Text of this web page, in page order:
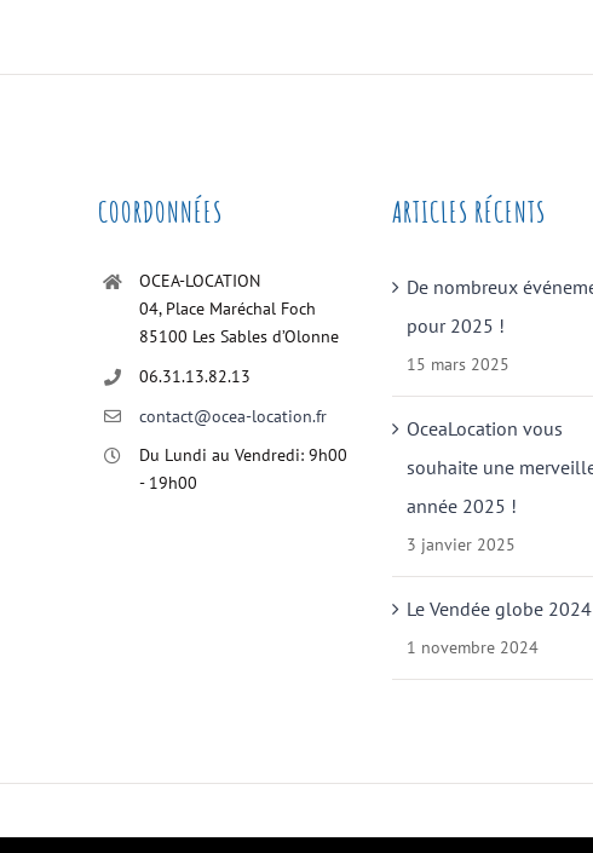
COORDONNÉES
OCEA-LOCATION
04, Place Maréchal Foch
85100 Les Sables d’Olonne
06.31.13.82.13
contact@ocea-location.fr
Du Lundi au Vendredi: 9h00
- 19h00
ARTICLES RÉCENTS
De nombreux
pour 2025 !
15 mars 2025
OceaLocation vous
souhaite une
année 2025 !
3 janvier 2025
Le Vendée globe
1 novembre 2024